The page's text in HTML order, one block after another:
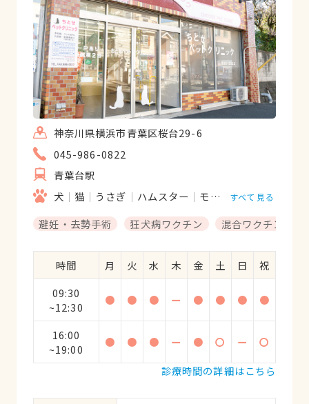
神奈川県横浜市青葉区桜台29-6
045-986-0822
青葉台駅
犬
猫 うさぎ ハムスター モルモット 鳥類
すべて見る
避妊・去勢手術 狂犬病ワクチン 混合ワクチン
時間 月 火 水 木 金 土 日
祝
09:30
~12:30
● ● ● ー ● ● ● ●
16:00
~19:00
● ● ● ー ● 〇 ー
〇
診療時間の詳細はこちら